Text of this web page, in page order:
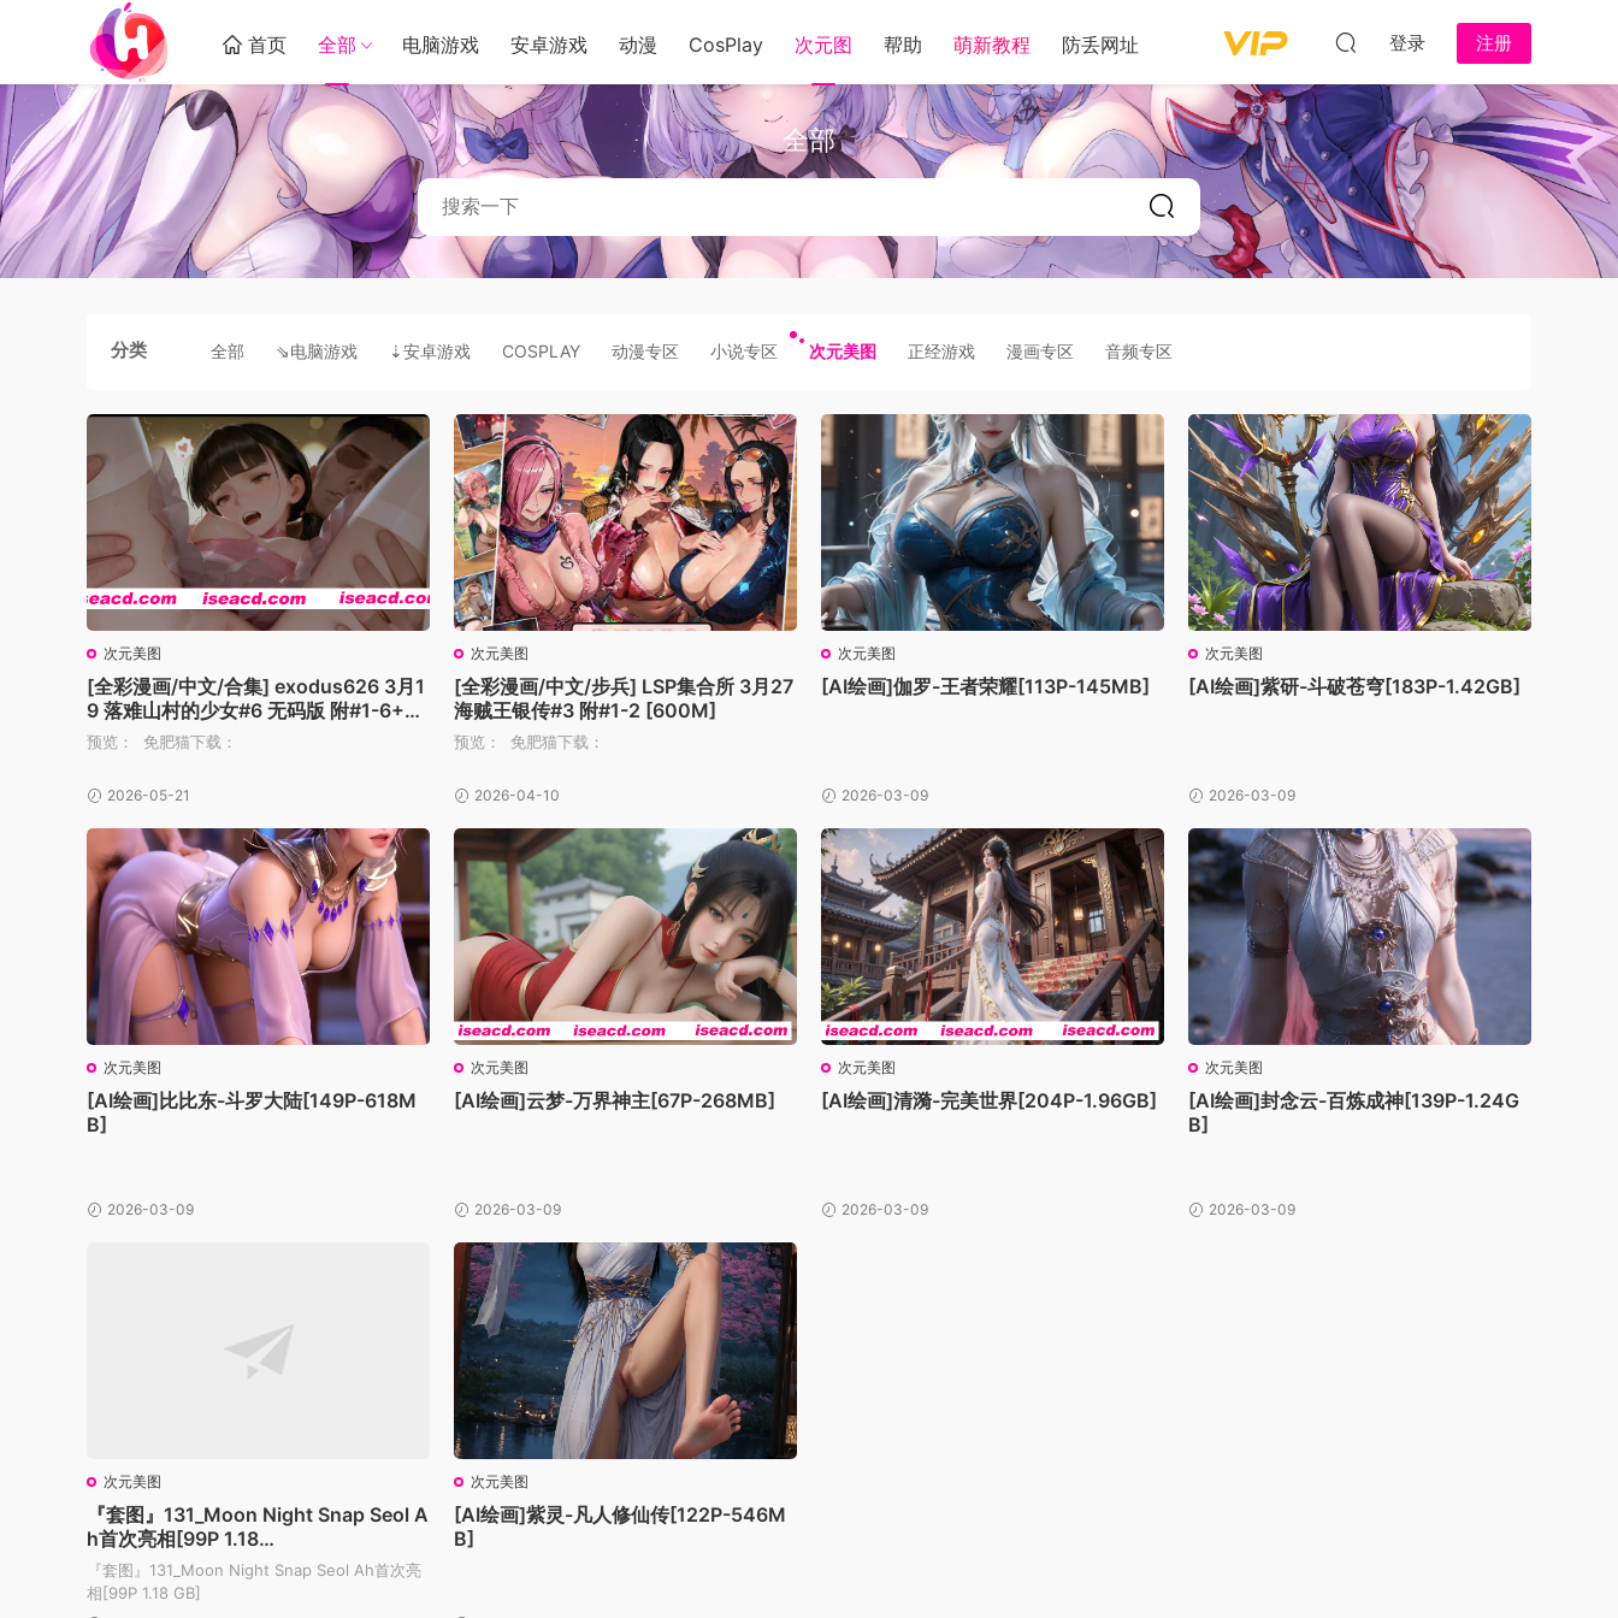
首页 全部 电脑游戏 安卓游戏 动漫 CosPlay 次元图 帮助 萌新教程 防丢网址 登录 注册
全部
分类 全部 ⇘电脑游戏 ⇣安卓游戏 COSPLAY 动漫专区 小说专区 次元美图 正经游戏 漫画专区 音频专区
次元美图
[全彩漫画/中文/合集] exodus626 3月1
9 落难山村的少女#6 无码版 附#1-6+附
加 [7本] [500M]
预览： 免肥猫下载：
2026-05-21
次元美图
[全彩漫画/中文/步兵] LSP集合所 3月27
海贼王银传#3 附#1-2 [600M]
预览： 免肥猫下载：
2026-04-10
次元美图
[AI绘画]伽罗-王者荣耀[113P-145MB]
2026-03-09
次元美图
[AI绘画]紫研-斗破苍穹[183P-1.42GB]
2026-03-09
次元美图
[AI绘画]比比东-斗罗大陆[149P-618M
B]
2026-03-09
次元美图
[AI绘画]云梦-万界神主[67P-268MB]
2026-03-09
次元美图
[AI绘画]清漪-完美世界[204P-1.96GB]
2026-03-09
次元美图
[AI绘画]封念云-百炼成神[139P-1.24G
B]
2026-03-09
次元美图
『套图』131_Moon Night Snap Seol A
h首次亮相[99P 1.18…
『套图』131_Moon Night Snap Seol Ah首次亮
相[99P 1.18 GB]
次元美图
[AI绘画]紫灵-凡人修仙传[122P-546M
B]